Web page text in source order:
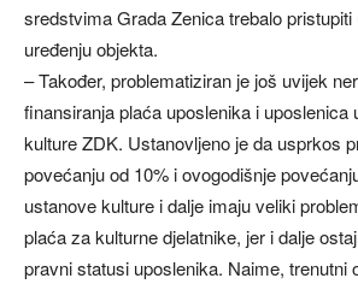
sredstvima Grada Zenica trebalo pristupiti
uređenju objekta.
– Također, problematiziran je još uvijek
finansiranja plaća uposlenika i uposlenica
kulture ZDK. Ustanovljeno je da usprkos
povećanju od 10% i ovogodišnje
ustanove kulture i dalje imaju veliki
plaća za kulturne djelatnike, jer i dalje
pravni statusi uposlenika. Naime, trenutni